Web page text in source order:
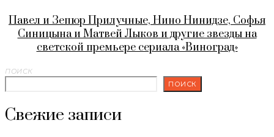
Павел и Зепюр Прилучные, Нино Нинидзе, Софья
Синицына и Матвей Лыков и другие звезды на
светской премьере сериала «Виноград»
ПОИСК
ПОИСК
Свежие записи